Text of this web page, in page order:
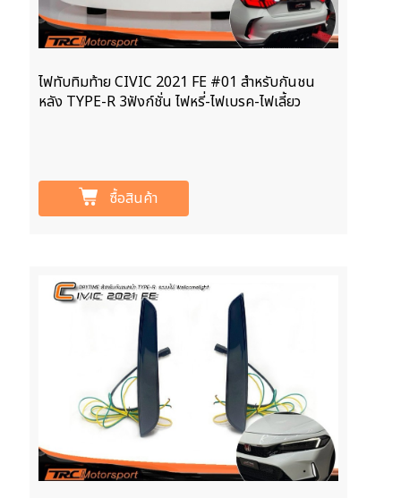
ไฟทับทิมท้าย CIVIC 2021 FE #01 สำหรับกันชน
หลัง TYPE-R 3ฟังก์ชั่น ไฟหรี่-ไฟเบรค-ไฟเลี้ยว
ซื้อสินค้า